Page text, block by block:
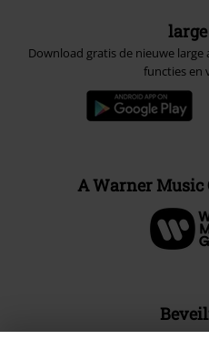
Download gratis de nieuwe
functies en
A Warner Music